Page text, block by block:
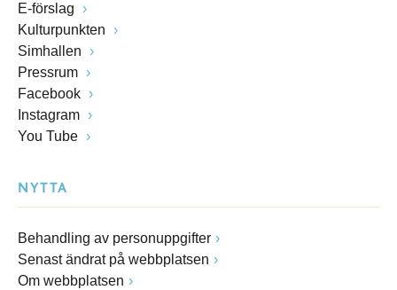
E-förslag
Kulturpunkten
Simhallen
Pressrum
Facebook
Instagram
You Tube
NYTTA
Behandling av personuppgifter
Senast ändrat på webbplatsen
Om webbplatsen